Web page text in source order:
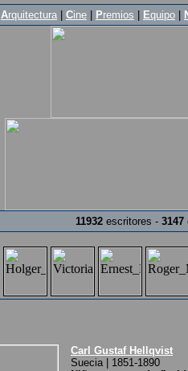
Arquitectura Cine Premios Equipo
11932 escritores - 3147
Carl Gustaf Hellqvist
Suecia | 1851-1890